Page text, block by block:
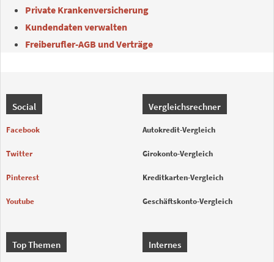
Private Krankenversicherung
Kundendaten verwalten
Freiberufler-AGB und Verträge
Social
Facebook
Twitter
Pinterest
Youtube
Vergleichsrechner
Autokredit-Vergleich
Girokonto-Vergleich
Kreditkarten-Vergleich
Geschäftskonto-Vergleich
Top Themen Internes